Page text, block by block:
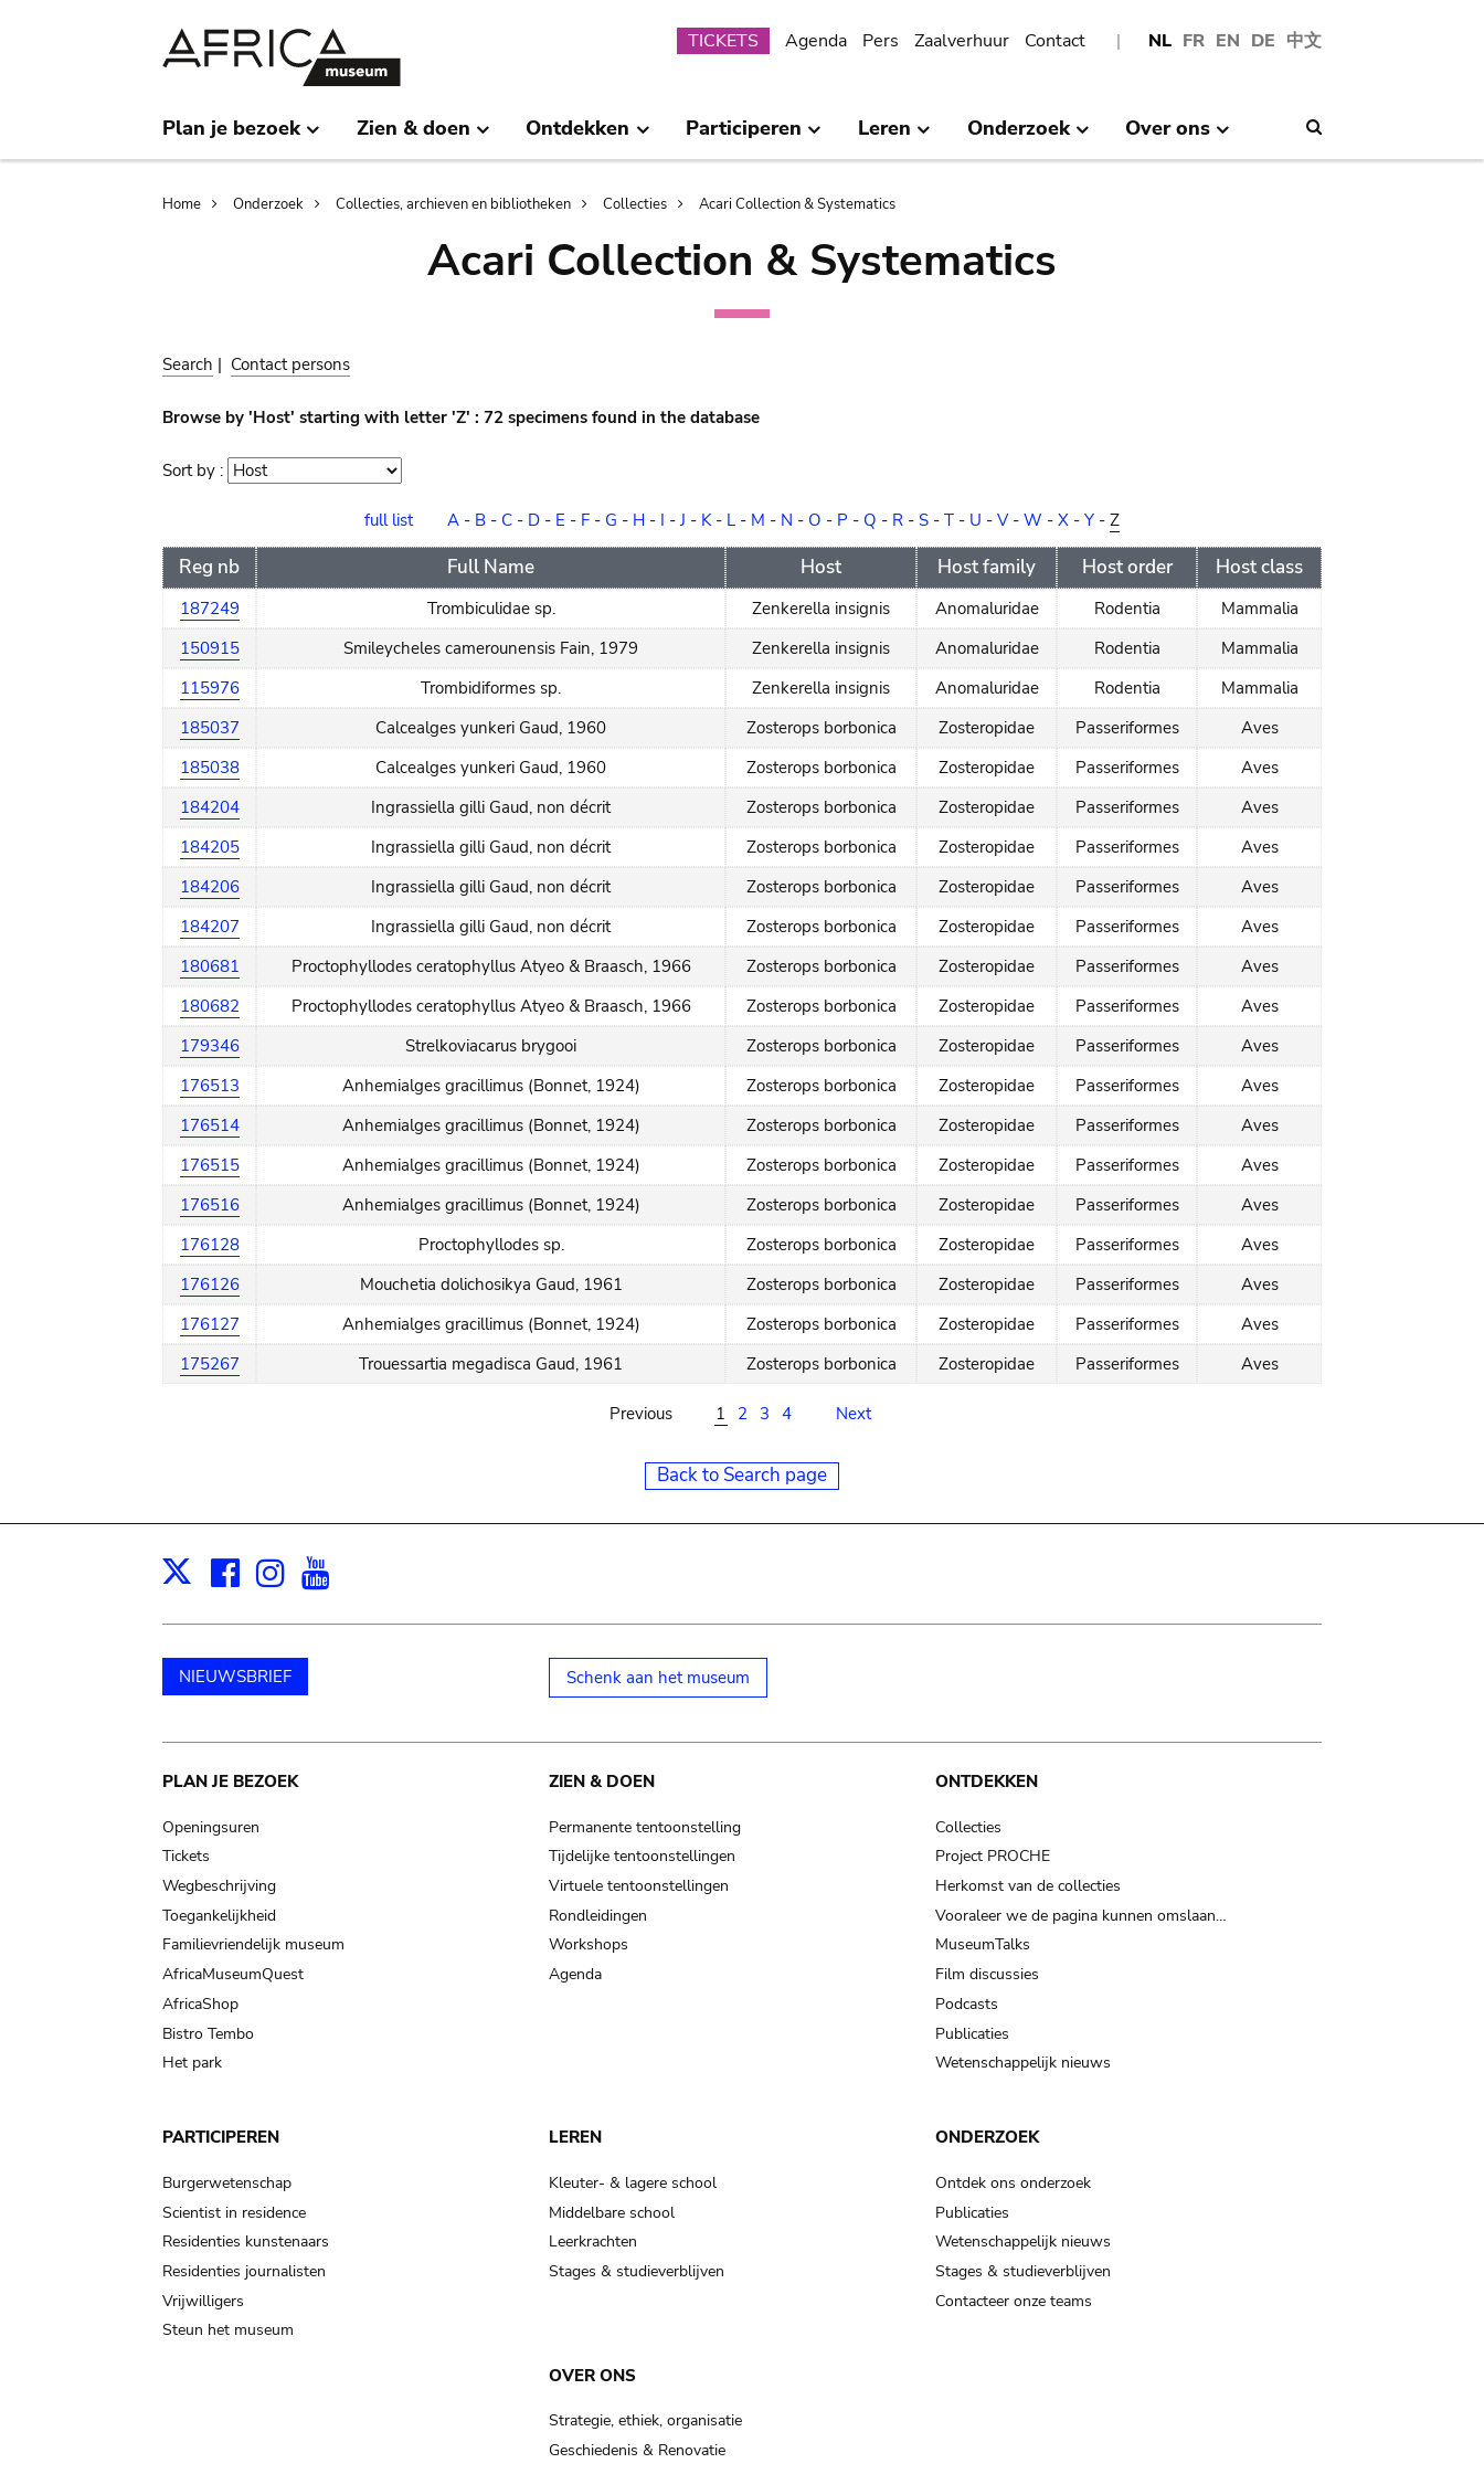
NL FR EN DE 中文
Submenu
TICKETS Agenda Pers Zaalverhuur Contact
Plan je bezoek Zien & doen Ontdekken Participeren Leren Onderzoek Over ons
Breadcrumb
Home Onderzoek Collecties, archieven en bibliotheken Collecties Acari Collection & Systematics
Acari Collection & Systematics
Search | Contact persons
Browse by 'Host' starting with letter 'Z' : 72 specimens found in the database
Sort by : Sort
full list
A - B - C - D - E - F - G - H - I -J - K- L - M - N - O - P - Q - R - S - T - U - V- W - X - Y - Z
Reg nb Full Name Host Host family Host order Host class
187249 Trombiculidae sp. Zenkerella insignis Anomaluridae Rodentia
Mammalia
150915
Smileycheles camerounensis Fain, 1979 Zenkerella insignis Anomaluridae Rodentia
Mammalia
115976
Trombidiformes sp. Zenkerella insignis Anomaluridae Rodentia
Mammalia
185037
Calcealges yunkeri Gaud, 1960 Zosterops borbonica Zosteropidae Passeriformes
Aves
185038
Calcealges yunkeri Gaud, 1960 Zosterops borbonica Zosteropidae Passeriformes
Aves
184204
Ingrassiella gilli Gaud, non décrit Zosterops borbonica Zosteropidae Passeriformes
Aves
184205
Ingrassiella gilli Gaud, non décrit Zosterops borbonica Zosteropidae Passeriformes
Aves
184206
Ingrassiella gilli Gaud, non décrit Zosterops borbonica Zosteropidae Passeriformes
Aves
184207
Ingrassiella gilli Gaud, non décrit Zosterops borbonica Zosteropidae Passeriformes
Aves
180681
Proctophyllodes ceratophyllus Atyeo & Braasch, 1966 Zosterops borbonica Zosteropidae Passeriformes
Aves
180682
Proctophyllodes ceratophyllus Atyeo & Braasch, 1966 Zosterops borbonica Zosteropidae Passeriformes
Aves
179346
Strelkoviacarus brygooi Zosterops borbonica Zosteropidae Passeriformes
Aves
176513
Anhemialges gracillimus (Bonnet, 1924) Zosterops borbonica Zosteropidae Passeriformes
Aves
176514
Anhemialges gracillimus (Bonnet, 1924) Zosterops borbonica Zosteropidae Passeriformes
Aves
176515
Anhemialges gracillimus (Bonnet, 1924) Zosterops borbonica Zosteropidae Passeriformes
Aves
176516
Anhemialges gracillimus (Bonnet, 1924) Zosterops borbonica Zosteropidae Passeriformes
Aves
176128
Proctophyllodes sp. Zosterops borbonica Zosteropidae Passeriformes
Aves
176126
Mouchetia dolichosikya Gaud, 1961 Zosterops borbonica Zosteropidae Passeriformes
Aves
176127
Anhemialges gracillimus (Bonnet, 1924) Zosterops borbonica Zosteropidae Passeriformes
Aves
175267
Trouessartia megadisca Gaud, 1961 Zosterops borbonica Zosteropidae Passeriformes Aves
Previous 1 2 3 4 Next
Back to Search page
X Facebook
Instagram
NIEUWSBRIEF Schenk aan het museum
Main
navigation
PLAN JE BEZOEK
Openingsuren
Tickets
Wegbeschrijving
Toegankelijkheid
Familievriendelijk museum
AfricaMuseumQuest
AfricaShop
Bistro Tembo
Het park
ZIEN & DOEN
Permanente tentoonstelling
Tijdelijke tentoonstellingen
Virtuele tentoonstellingen
Rondleidingen
Workshops
Agenda
ONTDEKKEN
Collecties
Project PROCHE
Herkomst van de collecties
Vooraleer we de pagina kunnen omslaan…
MuseumTalks
Film discussies
Podcasts
Publicaties
Wetenschappelijk nieuws
PARTICIPEREN
Burgerwetenschap
Scientist in residence
Residenties kunstenaars
Residenties journalisten
Vrijwilligers
Steun het museum
LEREN
Kleuter- & lagere school
Middelbare school
Leerkrachten
Stages & studieverblijven
ONDERZOEK
Ontdek ons onderzoek
Publicaties
Wetenschappelijk nieuws
Stages & studieverblijven
Contacteer onze teams
OVER ONS
Strategie, ethiek, organisatie
Geschiedenis & Renovatie